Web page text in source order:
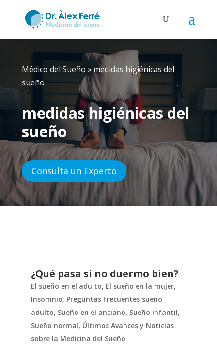
Médico del Sueño» medidas higiénicas del
sueño
medidas higiénicas del
sueño
Consulta un Experto
¿Qué pasa si no duermo bien?
El sueño en el adulto, El sueño en la mujer,
Insomnio, Preguntas frecuentes sueño
adulto, Sueño en el anciano, Sueño infantil,
Sueño normal, Últimos Avances y Noticias
sobre la Medicina del Sueño